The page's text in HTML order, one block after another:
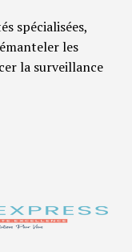
spécialisées,
les
la surveillance